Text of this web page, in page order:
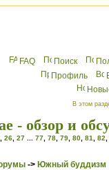
FAQ Поиск
Профиль
В этом
- обзор и
26 27 77 78 79 80 81 82
-> Южный буддизм